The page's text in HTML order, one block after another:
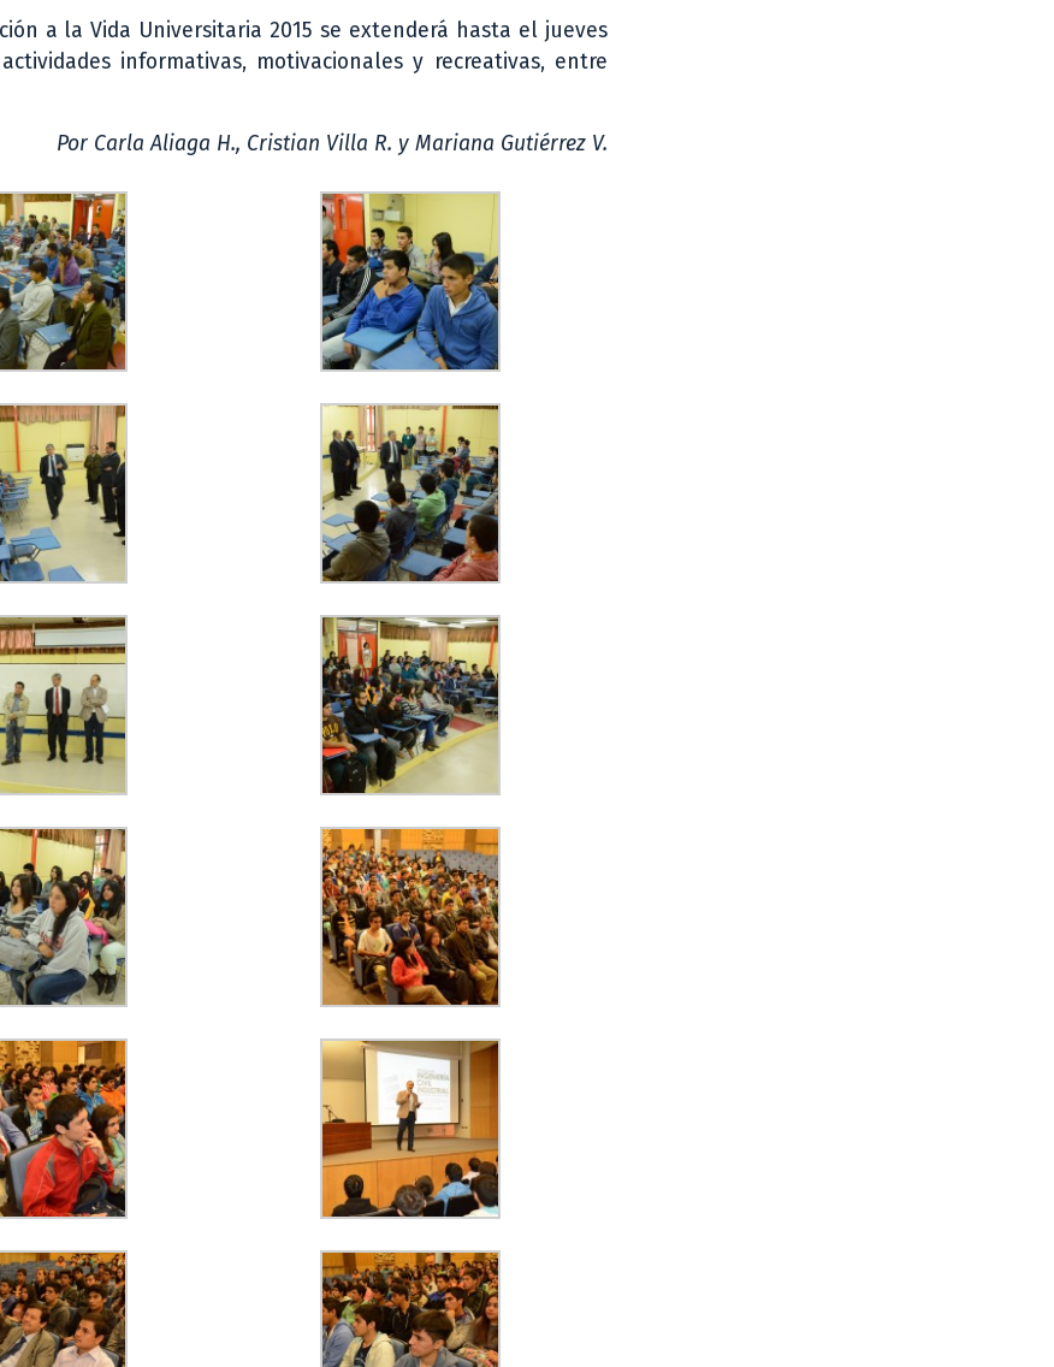
a la Vida Universitaria 2015 se extenderá hasta el jueves
informativas, motivacionales y recreativas, entre
Por Carla Aliaga H., Cristian Villa R. y Mariana Gutiérrez V.